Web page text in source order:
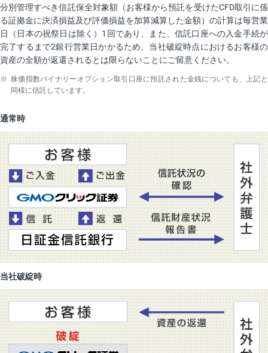
分別管理すべき信託保全対象額（お客様から預託を受けたCFD取引に係
る証拠金に決済損益及び評価損益を加算減算した金額）の計算は毎営業
日（日本の祝祭日は除く）1回であり、また、信託口座への入金手続が
完了するまで2銀行営業日かかるため、当社破綻時点におけるお客様の
資産の全額が返還されるとは限らないことにご留意ください。
※ 株価指数バイナリーオプション取引口座に預託された金銭についても、上記と
同様に信託しています。
通常時
当社破綻時